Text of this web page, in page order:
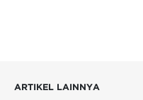
ARTIKEL LAINNYA